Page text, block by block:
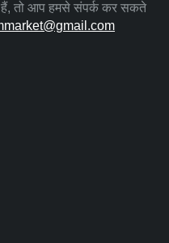
हैं, तो आप हमसे संपर्क कर सकते